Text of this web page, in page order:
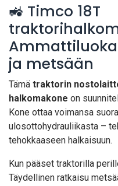
🚜 Timco 18T
ja metsään
Tämä traktorin
halkomakone on
Kone ottaa voimansa
ulosottohydrauliikasta –
tehokkaaseen halkaisuun.
Kun pääset traktorilla
Täydellinen ratkaisu